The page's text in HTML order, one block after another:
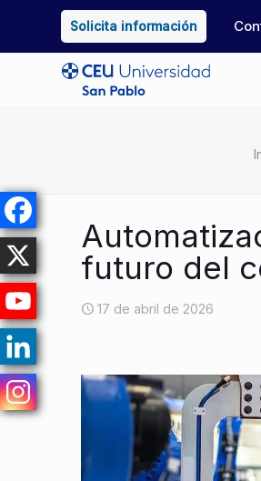
Solicita información
futuro del
17 de abril de 2026